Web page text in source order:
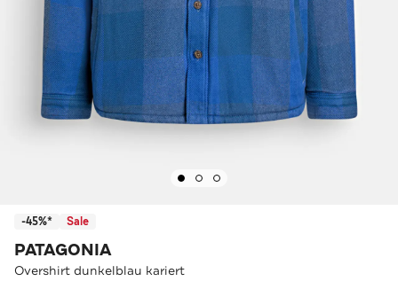
-45%* Sale
PATAGONIA
Overshirt dunkelblau kariert